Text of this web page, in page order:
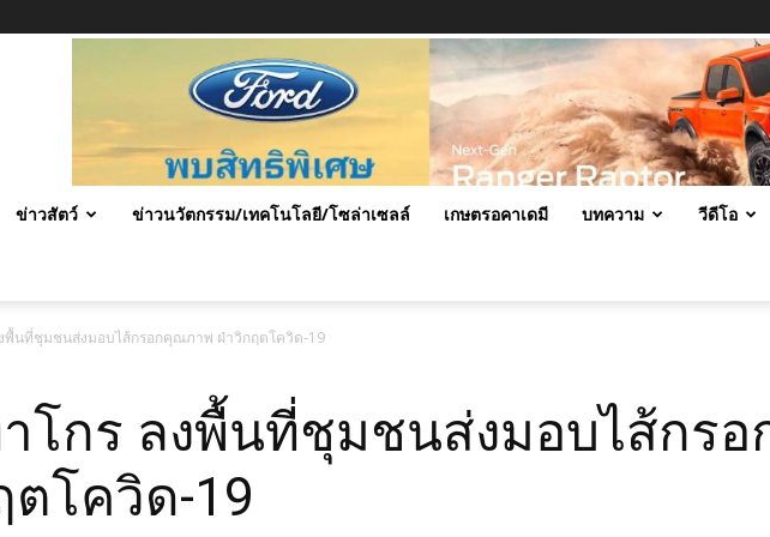
ข่าวสัตว์ ข่าวนวัตกรรม/เทคโนโลยี/โซล่าเซลล์ เกษตรอคาเดมี บทความ วีดีโอ
งพื้นที่ชุมชนส่งมอบไส้กรอกคุณภาพ ฝ่าวิกฤตโควิด-19
าโกร ลงพื้นที่ชุมชนส่งมอบไส้กรอ
โควิด-19